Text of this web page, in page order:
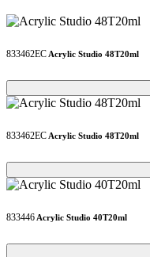
833462EC Acrylic Studio 48T20ml
Loading...
Loading...
833462EC Acrylic Studio 48T20ml
Loading...
Loading...
833446 Acrylic Studio 40T20ml
Loading...
Loading...